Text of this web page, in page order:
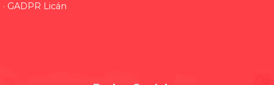
· GADPR Licán